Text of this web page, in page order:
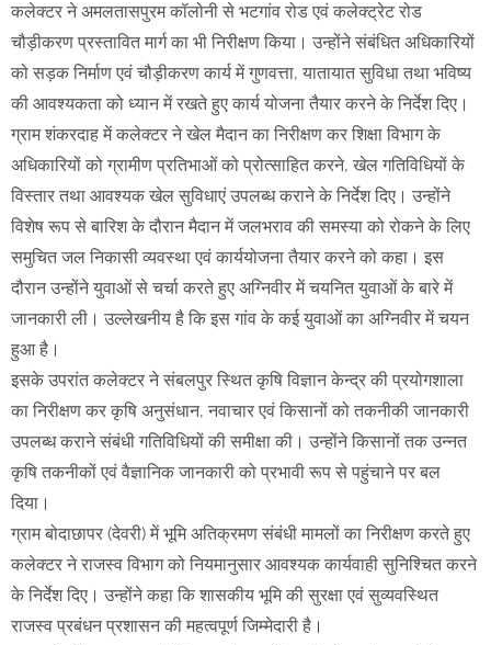
कलेक्टर ने अमलतासपुरम कॉलोनी से भटगांव रोड एवं कलेक्ट्रेट रोड
चौड़ीकरण प्रस्तावित मार्ग का भी निरीक्षण किया। उन्होंने संबंधित अधिकारियों
को सड़क निर्माण एवं चौड़ीकरण कार्य में गुणवत्ता, यातायात सुविधा तथा भविष्य
की आवश्यकता को ध्यान में रखते हुए कार्य योजना तैयार करने के निर्देश दिए।
ग्राम शंकरदाह में कलेक्टर ने खेल मैदान का निरीक्षण कर शिक्षा विभाग के
अधिकारियों को ग्रामीण प्रतिभाओं को प्रोत्साहित करने, खेल गतिविधियों के
विस्तार तथा आवश्यक खेल सुविधाएं उपलब्ध कराने के निर्देश दिए। उन्होंने
विशेष रूप से बारिश के दौरान मैदान में जलभराव की समस्या को रोकने के लिए
समुचित जल निकासी व्यवस्था एवं कार्ययोजना तैयार करने को कहा। इस
दौरान उन्होंने युवाओं से चर्चा करते हुए अग्निवीर में चयनित युवाओं के बारे में
जानकारी ली। उल्लेखनीय है कि इस गांव के कई युवाओं का अग्निवीर में चयन
हुआ है।
इसके उपरांत कलेक्टर ने संबलपुर स्थित कृषि विज्ञान केन्द्र की प्रयोगशाला
का निरीक्षण कर कृषि अनुसंधान, नवाचार एवं किसानों को तकनीकी जानकारी
उपलब्ध कराने संबंधी गतिविधियों की समीक्षा की। उन्होंने किसानों तक उन्नत
कृषि तकनीकों एवं वैज्ञानिक जानकारी को प्रभावी रूप से पहुंचाने पर बल
दिया।
ग्राम बोदाछापर (देवरी) में भूमि अतिक्रमण संबंधी मामलों का निरीक्षण करते हुए
कलेक्टर ने राजस्व विभाग को नियमानुसार आवश्यक कार्यवाही सुनिश्चित करने
के निर्देश दिए। उन्होंने कहा कि शासकीय भूमि की सुरक्षा एवं सुव्यवस्थित
राजस्व प्रबंधन प्रशासन की महत्वपूर्ण जिम्मेदारी है।